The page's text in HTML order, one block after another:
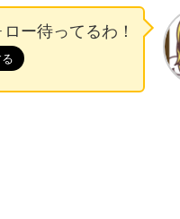
ー待ってるわ！